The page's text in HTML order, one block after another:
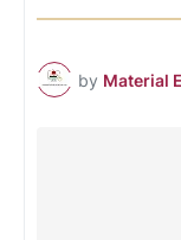
by Material